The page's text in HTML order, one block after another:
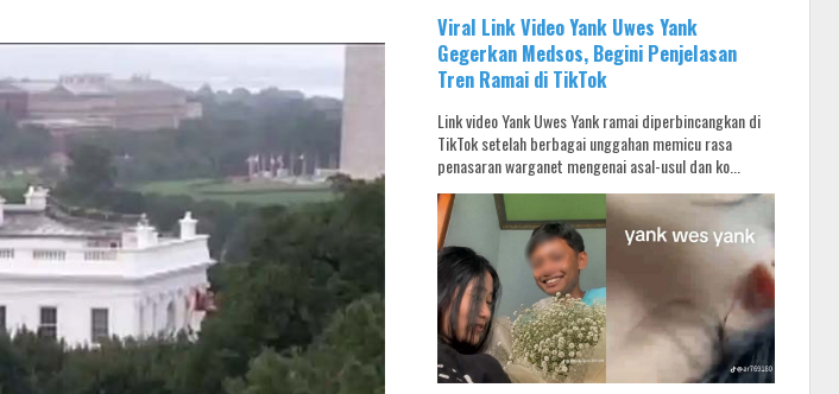
Viral Link Video Yank Uwes Yank
Gegerkan Medsos, Begini Penjelasan
Tren Ramai di TikTok
Link video Yank Uwes Yank ramai diperbincangkan di
TikTok setelah berbagai unggahan memicu rasa
penasaran warganet mengenai asal-usul dan ko...